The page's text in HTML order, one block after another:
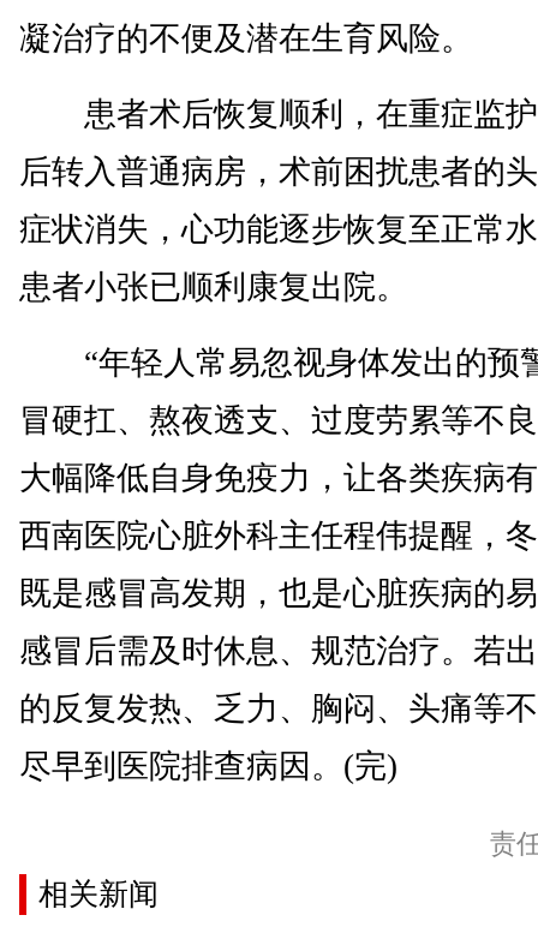
凝治疗的不便及潜在生育风险。
患者术后恢复顺利，在重症监护
后转入普通病房，术前困扰患者的
症状消失，心功能逐步恢复至正常
患者小张已顺利康复出院。
“年轻人常易忽视身体发出的预
冒硬扛、熬夜透支、过度劳累等不
大幅降低自身免疫力，让各类疾病
西南医院心脏外科主任程伟提醒，
既是感冒高发期，也是心脏疾病的
感冒后需及时休息、规范治疗。若
的反复发热、乏力、胸闷、头痛等
尽早到医院排查病因。(完)
责
相关新闻